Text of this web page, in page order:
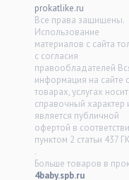
prokatlike.ru
Все права защищены.
Использование
материалов с сайта
с согласия
правообладателей
информация на сайте
товарах, услугах носит
справочный характер
является публичной
офертой в
пунктом 2 статьи 437
.
Больше товаров в
4baby.spb.ru